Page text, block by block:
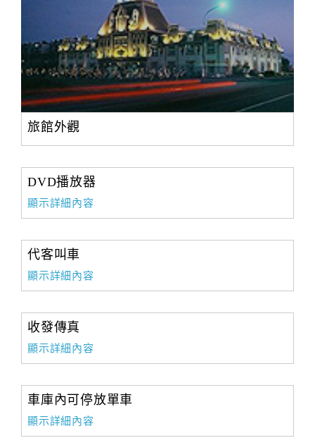
請
款
據
合
提
案
飯
店
合
作
商
作
旅館外觀
DVD播放器
顯示詳細內容
代客叫車
顯示詳細內容
收發傳真
顯示詳細內容
車庫內可停放單車
顯示詳細內容